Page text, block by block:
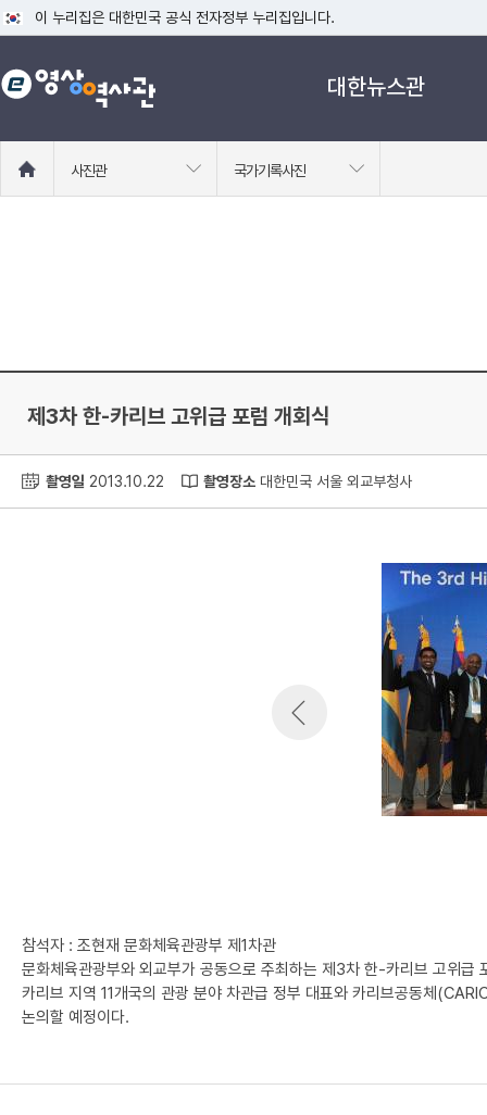
이 누리집은 대한민국 공식 전자정부 누리집입니다.
공식 누리집 주소 확인하기
go.kr 주소를 사용하는 누리집은 대한민국 정부기관이 관리하는 누리집입니
대한뉴스관
로
사진관 국가기록사진
제3차 한-카리브 고위급 포럼 개회식
촬영일 2013.10.22 촬영장소 대한민국 서울 외교부청사
참석자 : 조현재 문화체육관광부 제1차관
문화체육관광부와 외교부가 공동으로 주최하는 제3차 한-카리브 고위급
카리브 지역 11개국의 관광 분야 차관급 정부 대표와 카리브공동체
논의할 예정이다.